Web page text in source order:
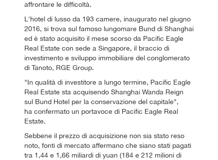
affrontare le difficoltà.
L'hotel di lusso da 193 camere, inaugurato nel giugno
2016, si trova sul famoso lungomare Bund di Shanghai
ed è stato acquisito il mese scorso da Pacific Eagle
Real Estate con sede a Singapore, il braccio di
investimento e sviluppo immobiliare del conglomerato
di Tanoto, RGE Group.
"In qualità di investitore a lungo termine, Pacific Eagle
Real Estate sta acquisendo Shanghai Wanda Reign
sul Bund Hotel per la conservazione del capitale",
ha confermato un portavoce di Pacific Eagle Real
Estate.
Sebbene il prezzo di acquisizione non sia stato reso
noto, fonti di mercato affermano che siano stati pagati
tra 1,44 e 1,66 miliardi di yuan (184 e 212 milioni di